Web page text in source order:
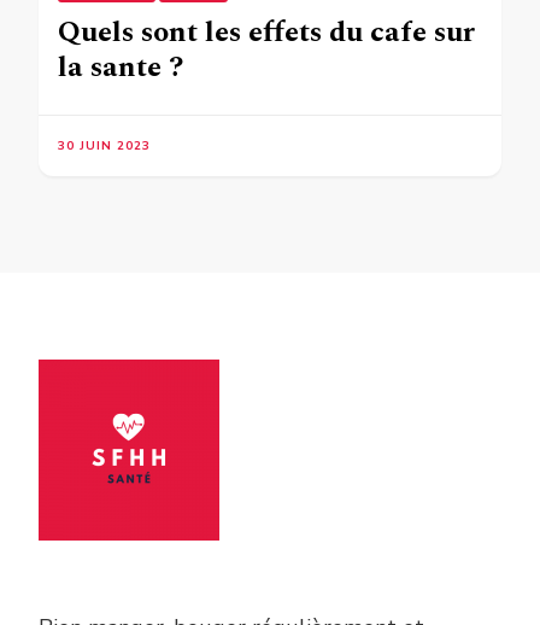
Quels sont les effets du cafe sur
la sante ?
30 JUIN 2023